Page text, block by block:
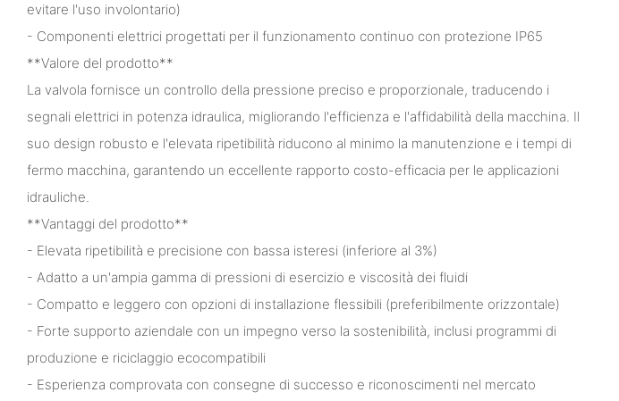
evitare l'uso involontario)
- Componenti elettrici progettati per il funzionamento continuo con protezione IP65
**Valore del prodotto**
La valvola fornisce un controllo della pressione preciso e proporzionale, traducendo i
segnali elettrici in potenza idraulica, migliorando l'efficienza e l'affidabilità della macchina. Il
suo design robusto e l'elevata ripetibilità riducono al minimo la manutenzione e i tempi di
fermo macchina, garantendo un eccellente rapporto costo-efficacia per le applicazioni
idrauliche.
**Vantaggi del prodotto**
- Elevata ripetibilità e precisione con bassa isteresi (inferiore al 3%)
- Adatto a un'ampia gamma di pressioni di esercizio e viscosità dei fluidi
- Compatto e leggero con opzioni di installazione flessibili (preferibilmente orizzontale)
- Forte supporto aziendale con un impegno verso la sostenibilità, inclusi programmi di
produzione e riciclaggio ecocompatibili
- Esperienza comprovata con consegne di successo e riconoscimenti nel mercato